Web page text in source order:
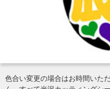
色合い変更の場合はお時間いた